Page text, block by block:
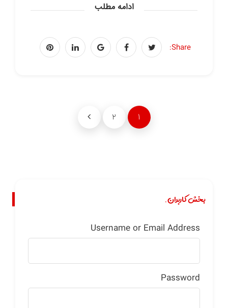
ادامه مطلب
Share:
۱ ۲
بخش کاربران.
Username or Email Address
Password